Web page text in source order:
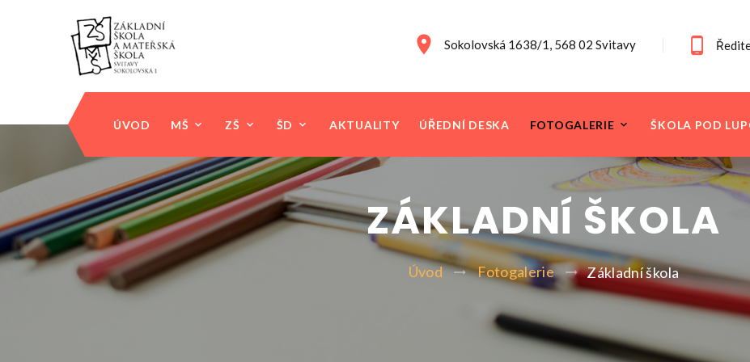
Sokolovská 1638/1, 568 02 Svitavy
ÚVOD MŠ ZŠ ŠD AKTUALITY ÚŘEDNÍ DESKA FOTOGALERIE ŠKOLA POD
ZÁKLADNÍ ŠKOLA
Úvod Fotogalerie Základní škola